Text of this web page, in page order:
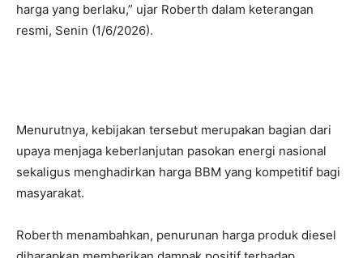
harga yang berlaku,” ujar Roberth dalam keterangan
resmi, Senin (1/6/2026).
Menurutnya, kebijakan tersebut merupakan bagian dari
upaya menjaga keberlanjutan pasokan energi nasional
sekaligus menghadirkan harga BBM yang kompetitif bagi
masyarakat.
Roberth menambahkan, penurunan harga produk diesel